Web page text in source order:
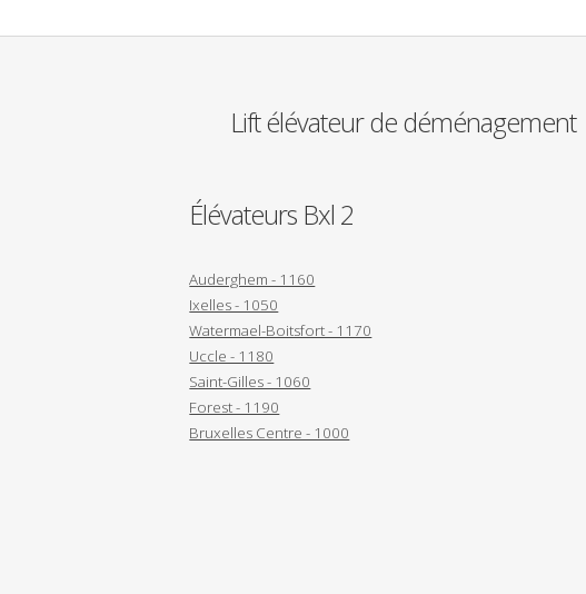
Lift élévateur de déménagement
Élévateurs Bxl 2
Auderghem - 1160
Ixelles - 1050
Watermael-Boitsfort - 1170
Uccle - 1180
Saint-Gilles - 1060
Forest - 1190
Bruxelles Centre - 1000